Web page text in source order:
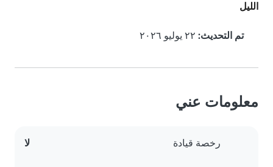
الليل
تم التحديث:
معلومات عني
رخصة قيادة لا